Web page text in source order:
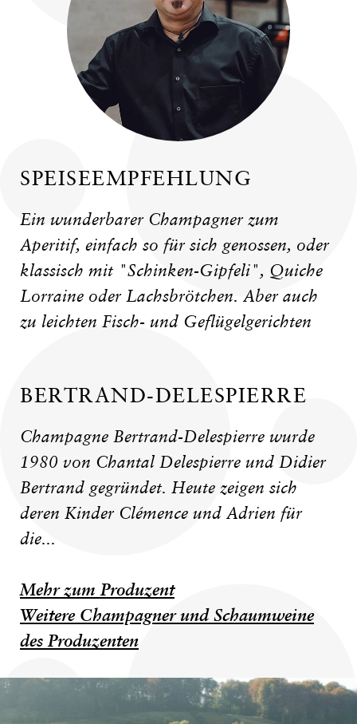
SPEISEEMPFEHLUNG
Ein wunderbarer Champagner zum
Aperitif, einfach so für sich genossen, oder
klassisch mit "Schinken-Gipfeli", Quiche
Lorraine oder Lachsbrötchen. Aber auch
zu leichten Fisch- und Geflügelgerichten
BERTRAND-DELESPIERRE
Champagne Bertrand-Delespierre wurde
1980 von Chantal Delespierre und Didier
Bertrand gegründet. Heute zeigen sich
deren Kinder Clémence und Adrien für
die...
Mehr zum Produzent
Weitere Champagner und Schaumweine
des Produzenten